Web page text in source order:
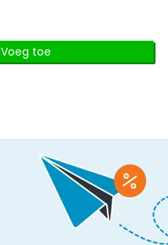
Voeg toe